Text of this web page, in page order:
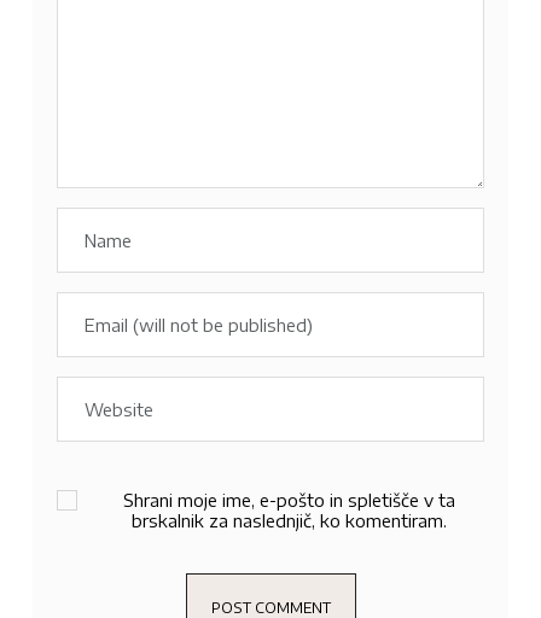
Shrani moje ime, e-pošto in spletišče v ta
brskalnik za naslednjič, ko komentiram.